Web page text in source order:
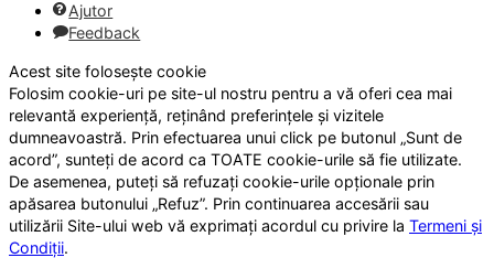
Ajutor
Feedback
Acest site folosește cookie
Folosim cookie-uri pe site-ul nostru pentru a vă oferi cea mai
relevantă experiență, reținând preferințele și vizitele
dumneavoastră. Prin efectuarea unui click pe butonul „Sunt de
acord”, sunteți de acord ca TOATE cookie-urile să fie utilizate.
De asemenea, puteți să refuzați cookie-urile opționale prin
apăsarea butonului „Refuz”. Prin continuarea accesării sau
utilizării Site-ului web vă exprimați acordul cu privire la Termeni și
Condiții.